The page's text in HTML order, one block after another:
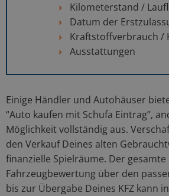
Kilometerstand /
Datum der
Kraftstoffverbrauch /
Ausstattungen
Einige Händler und Autohäuser
“Auto kaufen mit Schufa Eintrag”,
Möglichkeit vollständig aus.
den Verkauf Deines alten
finanzielle Spielräume. Der
Fahrzeugbewertung über den
bis zur Übergabe Deines KFZ kann